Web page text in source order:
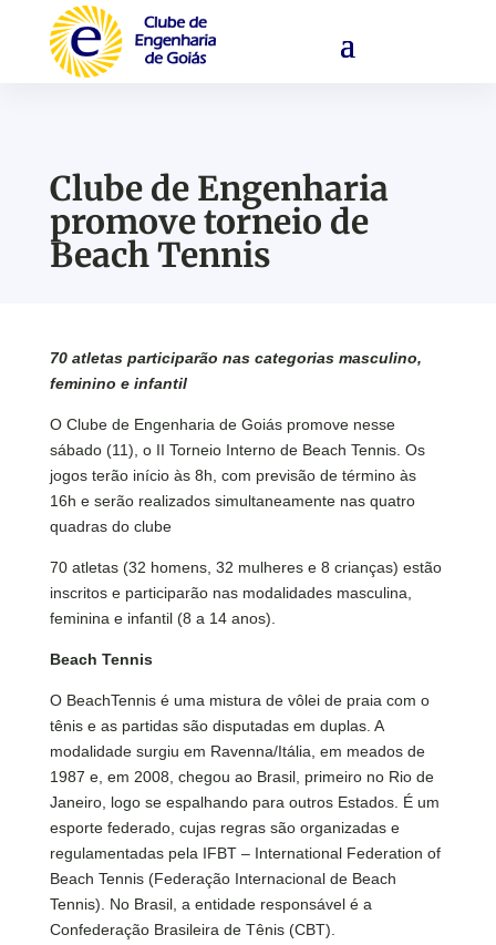
Clube de Engenharia
promove torneio de
Beach Tennis
70 atletas participarão nas categorias masculino,
feminino e infantil
O Clube de Engenharia de Goiás promove nesse
sábado (11), o II Torneio Interno de Beach Tennis. Os
jogos terão início às 8h, com previsão de término às
16h e serão realizados simultaneamente nas quatro
quadras do clube
70 atletas (32 homens, 32 mulheres e 8 crianças) estão
inscritos e participarão nas modalidades masculina,
feminina e infantil (8 a 14 anos).
Beach Tennis
O BeachTennis é uma mistura de vôlei de praia com o
tênis e as partidas são disputadas em duplas. A
modalidade surgiu em Ravenna/Itália, em meados de
1987 e, em 2008, chegou ao Brasil, primeiro no Rio de
Janeiro, logo se espalhando para outros Estados. É um
esporte federado, cujas regras são organizadas e
regulamentadas pela IFBT – International Federation of
Beach Tennis (Federação Internacional de Beach
Tennis). No Brasil, a entidade responsável é a
Confederação Brasileira de Tênis (CBT).